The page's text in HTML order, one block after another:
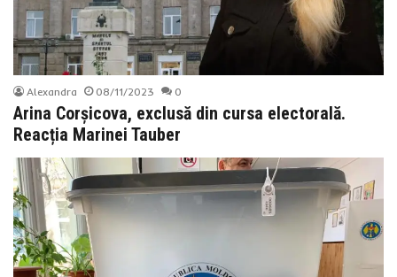
Alexandra 08/11/2023 0
Arina Corșicova, exclusă din cursa electorală.
Reacția Marinei Tauber